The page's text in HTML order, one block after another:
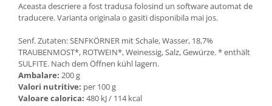
Aceasta descriere a fost tradusa folosind un software automat de
traducere. Varianta originala o gasiti disponibila mai jos.
Senf. Zutaten: SENFKÖRNER mit Schale, Wasser, 18,7%
TRAUBENMOST*, ROTWEIN*, Weinessig, Salz, Gewürze. * enthält
SULFITE. Nach dem Öffnen kühl lagern.
Ambalare: 200 g
Valori nutritive: per 100 g
Valoare calorica: 480 kJ / 114 kcal